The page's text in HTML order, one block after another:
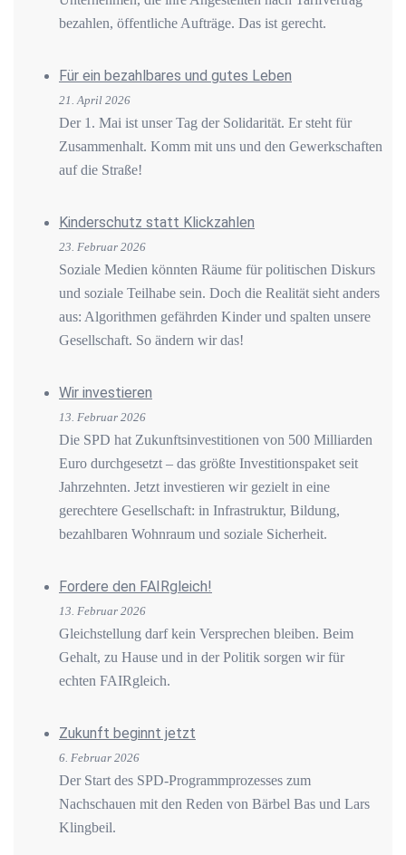
bezahlen, öffentliche Aufträge. Das ist gerecht.
Für ein bezahlbares und gutes Leben
21. April 2026
Der 1. Mai ist unser Tag der Solidarität. Er steht für
Zusammenhalt. Komm mit uns und den Gewerkschaften
auf die Straße!
Kinderschutz statt Klickzahlen
23. Februar 2026
Soziale Medien könnten Räume für politischen Diskurs
und soziale Teilhabe sein. Doch die Realität sieht anders
aus: Algorithmen gefährden Kinder und spalten unsere
Gesellschaft. So ändern wir das!
Wir investieren
13. Februar 2026
Die SPD hat Zukunftsinvestitionen von 500 Milliarden
Euro durchgesetzt – das größte Investitionspaket seit
Jahrzehnten. Jetzt investieren wir gezielt in eine
gerechtere Gesellschaft: in Infrastruktur, Bildung,
bezahlbaren Wohnraum und soziale Sicherheit.
Fordere den FAIRgleich!
13. Februar 2026
Gleichstellung darf kein Versprechen bleiben. Beim
Gehalt, zu Hause und in der Politik sorgen wir für
echten FAIRgleich.
Zukunft beginnt jetzt
6. Februar 2026
Der Start des SPD-Programmprozesses zum
Nachschauen mit den Reden von Bärbel Bas und Lars
Klingbeil.